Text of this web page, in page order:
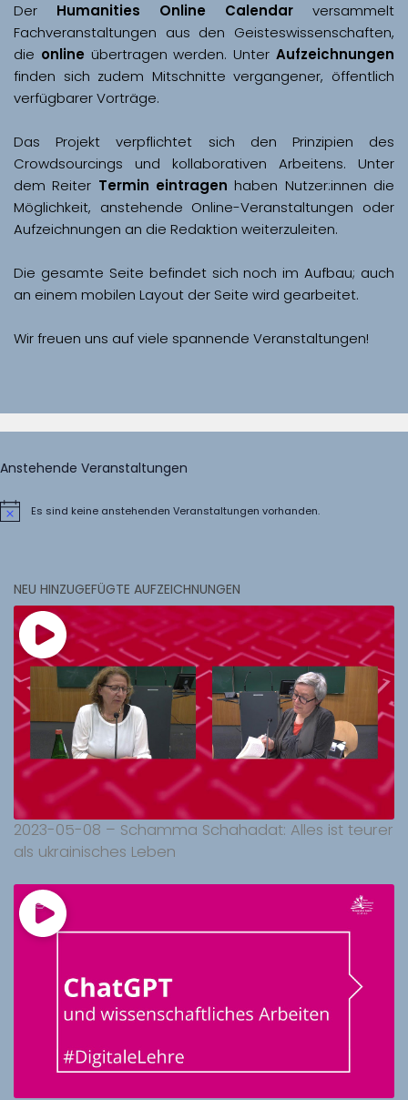
Der Humanities Online Calendar versammelt
Fachveranstaltungen aus den Geisteswissenschaften,
die online übertragen werden. Unter Aufzeichnungen
finden sich zudem Mitschnitte vergangener, öffentlich
Das Projekt verpflichtet sich den Prinzipien des
Crowdsourcings und kollaborativen Arbeitens. Unter
dem Reiter Termin eintragen haben Nutzer:innen die
Möglichkeit, anstehende Online-Veranstaltungen oder
Aufzeichnungen an die Redaktion weiterzuleiten.
Die gesamte Seite befindet sich noch im Aufbau; auch
Wir freuen uns auf viele spannende Veranstaltungen!
Anstehende Veranstaltungen
HinweisEs sind keine anstehenden Veranstaltungen vorhanden.
NEU HINZUGEFÜGTE AUFZEICHNUNGEN
2023-05-08 – Schamma Schahadat: Alles ist teurer
als ukrainisches Leben